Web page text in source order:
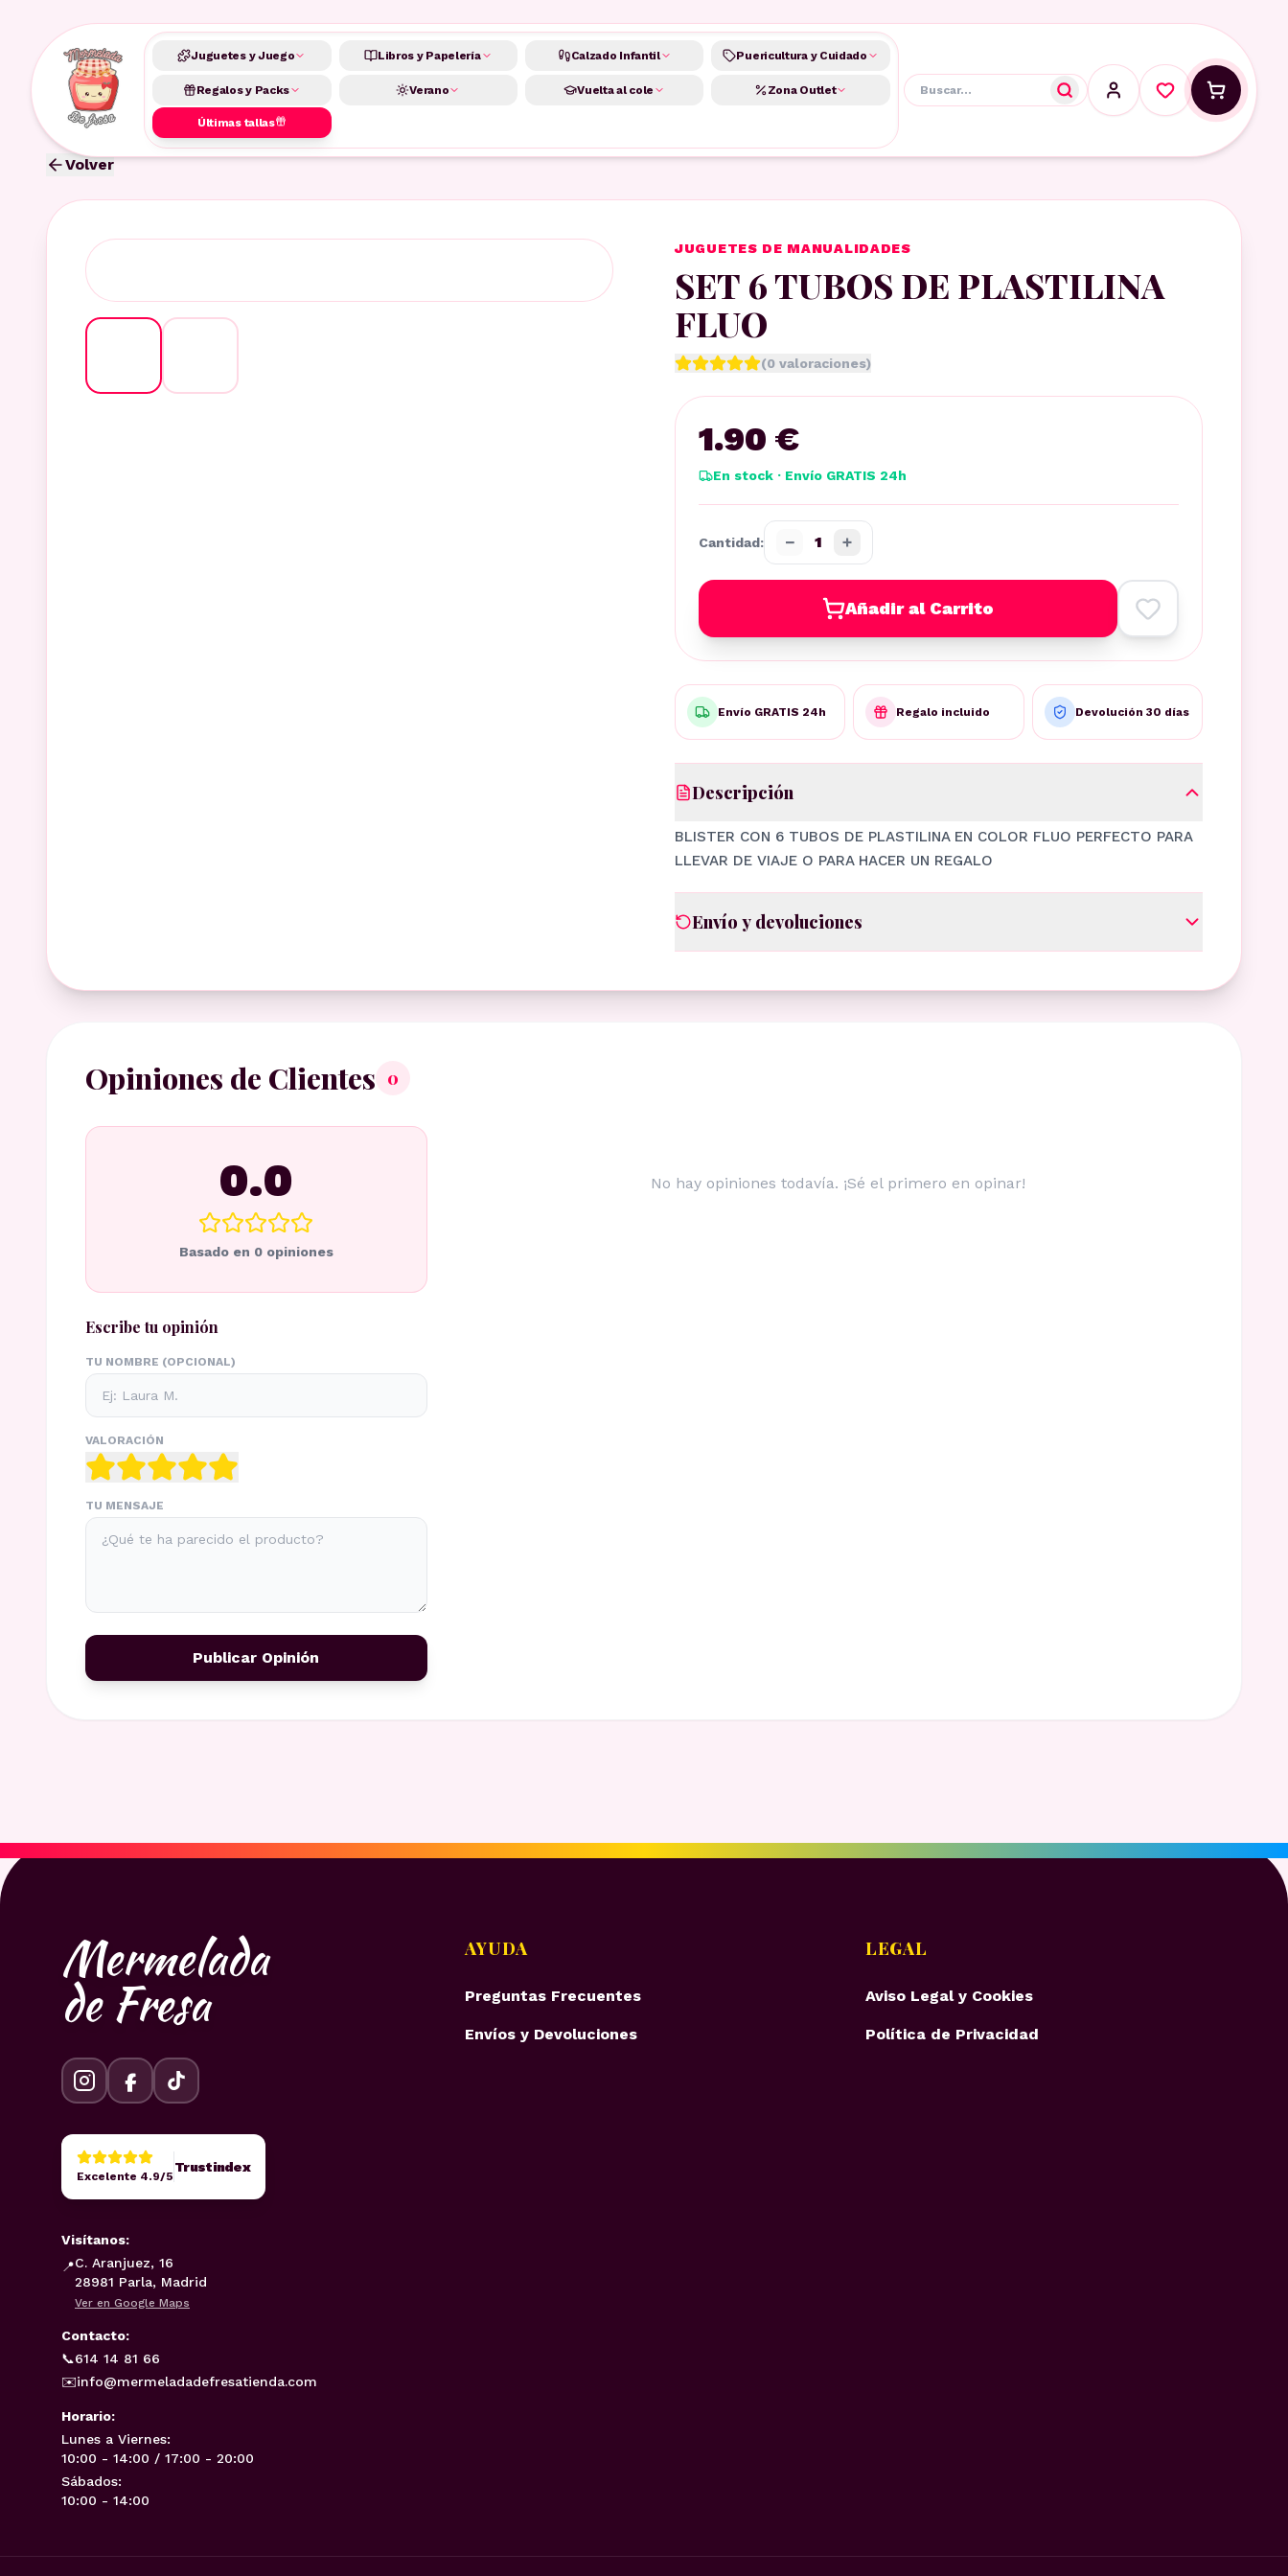
Juguetes y Juego Libros y Papelería Calzado Infantil Puericultura y Cuidado
Regalos y Packs Verano Vuelta al cole Zona Outlet
Últimas tallas
Volver
JUGUETES DE MANUALIDADES
SET 6 TUBOS DE PLASTILINA
FLUO
(0 valoraciones)
1.90 €
En stock · Envío GRATIS 24h
Cantidad: − 1 +
Añadir al Carrito
Envío GRATIS 24h Regalo incluido Devolución 30 días
Descripción
BLISTER CON 6 TUBOS DE PLASTILINA EN COLOR FLUO PERFECTO PARA
LLEVAR DE VIAJE O PARA HACER UN REGALO
Envío y devoluciones
Opiniones de Clientes 0
0.0
Basado en 0opiniones
Escribe tu opinión
TU NOMBRE (OPCIONAL)
VALORACIÓN
TU MENSAJE
Publicar Opinión
No hay opiniones todavía. ¡Sé el primero en opinar!
Mermelada
de Fresa
Excelente 4.9/5
Trustindex
Visítanos:
📍C. Aranjuez, 16
28981 Parla, Madrid
Ver en Google Maps
Contacto:
📞614 14 81 66
✉️info@mermeladadefresatienda.com
Horario:
Lunes a Viernes:
10:00 - 14:00 / 17:00 - 20:00
Sábados:
10:00 - 14:00
AYUDA
Preguntas Frecuentes
Envíos y Devoluciones
LEGAL
Aviso Legal y Cookies
Política de Privacidad